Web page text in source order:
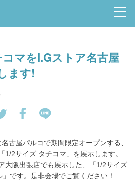
マをI.Gストア名古屋
ます!
す
bo
ok
で
で
送
る
古屋パルコで期間限定オープンする、
1/2サイズ タチコマ」を展示します。
大阪出張店でも展示した、「1/2サイズ
です。是非会場でご覧ください！